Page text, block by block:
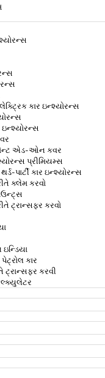
નો ક્લેઇમ બોનસ
કાર ઇન્સ્યોરન્સનું રિન્યૂઅલ
ભથ્થું કવર પર ઉમેરો
ડ્રાઇવ કાર ઇન્સ્યોરન્સ
કાર ઈન્સ્યોરન્સ
કાર ઇન્શ્યોરન્સ
એડ-ઓન કવર
પ્રીમિયમ્સ
પાર્ટી કાર ઇન્શ્યોરન્સ
ક્લેમ કરવો
ટ્રાન્સફર કરવો
કાર
ટ્રાન્સફર કરવી
ઇન્શ્યોરન્સ
એનઆરઆઈ પેરેન્ટ્સ